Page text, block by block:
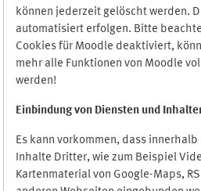
können jederzeit gelöscht werden.
automatisiert erfolgen. Bitte
Cookies für Moodle deaktiviert,
mehr alle Funktionen von Moodle
werden!
Einbindung von Diensten und
Es kann vorkommen, dass
Inhalte Dritter, wie zum Beispiel
Kartenmaterial von Google-Maps,